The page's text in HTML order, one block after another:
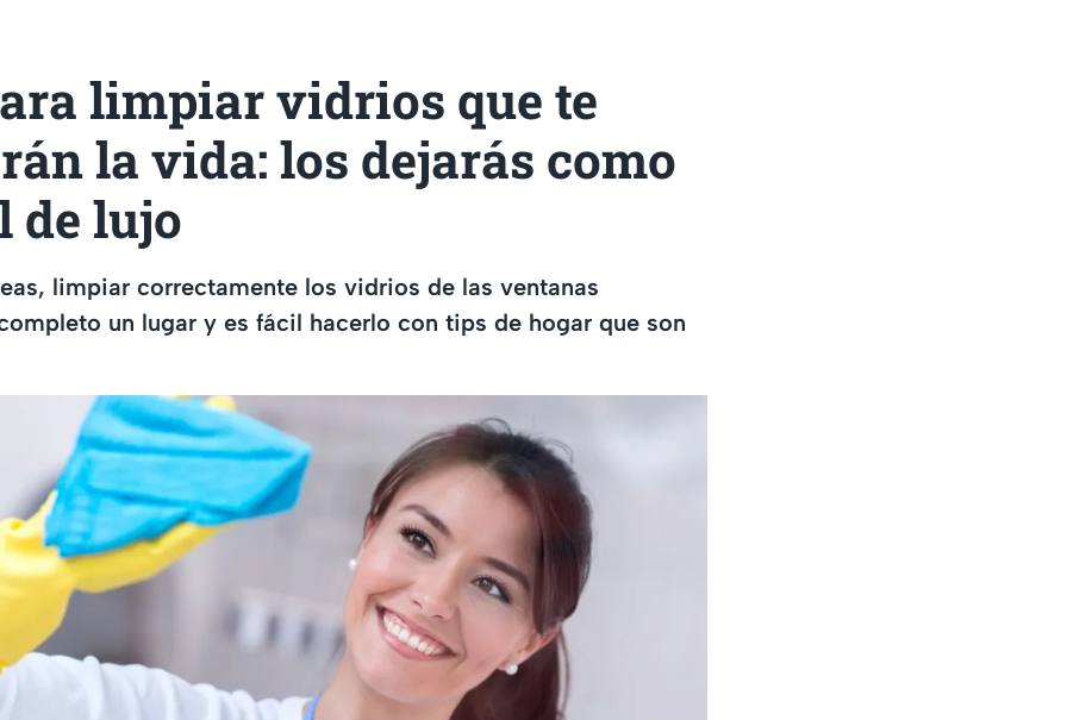
limpiar vidrios que te
la vida: los dejarás como
de lujo
limpiar correctamente los vidrios de las ventanas
un lugar y es fácil hacerlo con tips de hogar que son